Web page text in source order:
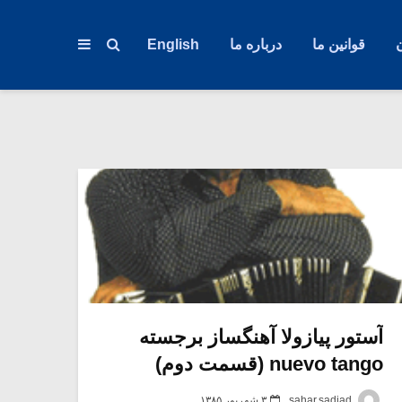
قوانین ما درباره ما English
آستور پیازولا آهنگساز برجسته
nuevo tango (قسمت دوم)